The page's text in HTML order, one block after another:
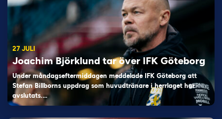
27 JULI
Joachim Björklund tar över IFK Göteborg
Under måndagseftermiddagen meddelade IFK Göteborg att
Stefan Billborns uppdrag som huvudtränare i herrlaget har
avslutats.…